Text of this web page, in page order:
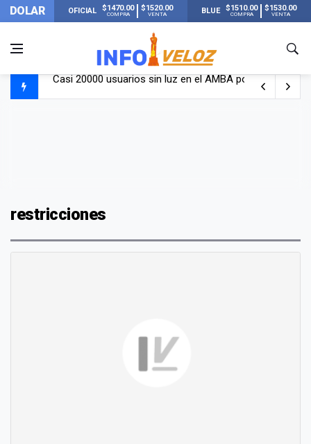
DOLAR OFICIAL $1470.00
COMPRA
$1520.00
VENTA BLUE $1510.00
COMPRA
$1530.00
VENTA
Casi 20000 usuarios sin luz en el AMBA por el temporal
Candela Arizaga rompió el silencio tras el incidente
restricciones